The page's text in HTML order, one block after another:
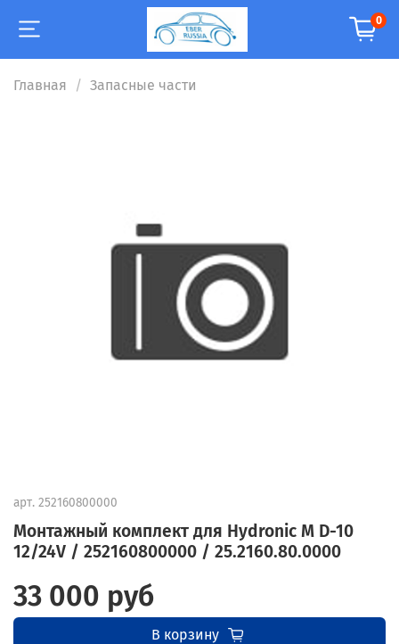
0
Главная Запасные части
арт. 252160800000
Монтажный комплект для Hydronic M D-10
12/24V / 252160800000 / 25.2160.80.0000
33 000 руб
В корзину